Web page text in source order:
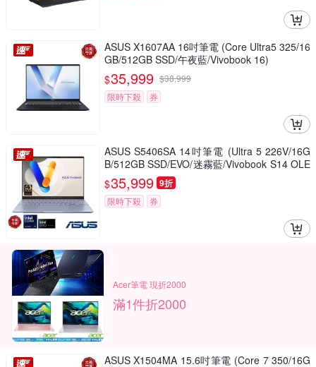
ASUS X1607AA 16吋筆電 (Core Ultra5 325/16
GB/512GB SSD/午夜藍/Vivobook 16)
$35,999 $38,999
限時下殺
券
ASUS S5406SA 14吋筆電 (Ultra 5 226V/16G
B/512GB SSD/EVO/迷霧藍/Vivobook S14 OLE
D)
$35,999 9折
限時下殺 券
Acer筆電 現折2000
滿1件折2000
ASUS X1504MA 15.6吋筆電 (Core 7 350/16G